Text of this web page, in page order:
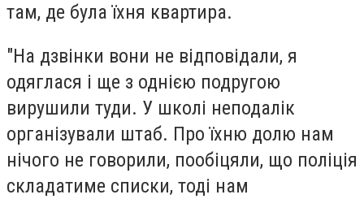
там, де була їхня квартира.
"На дзвінки вони не відповідали, я
одяглася і ще з однією подругою
вирушили туди. У школі неподалік
організували штаб. Про їхню долю нам
нічого не говорили, пообіцяли, що поліція
складатиме списки, тоді нам